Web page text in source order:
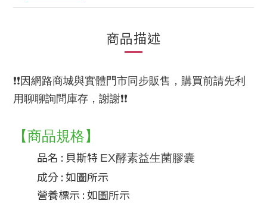
商品描述
❗❗因網路商城與實體門市同步販售，購買前請先利
用聊聊詢問庫存，謝謝❗❗
【商品規格】
品名 : 貝斯特 EX酵素益生菌膠囊
成分 : 如圖所示
營養標示 : 如圖所示